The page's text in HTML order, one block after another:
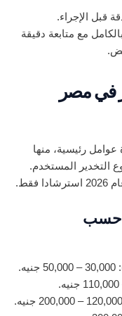
قبل الإجراء.
مع متابعة دقيقة
في مصر
رئيسية، منها
التخدير المستخدم.
حسب